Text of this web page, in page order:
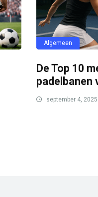
Algemeen
De Top 10
padelbanen
september 4, 2025